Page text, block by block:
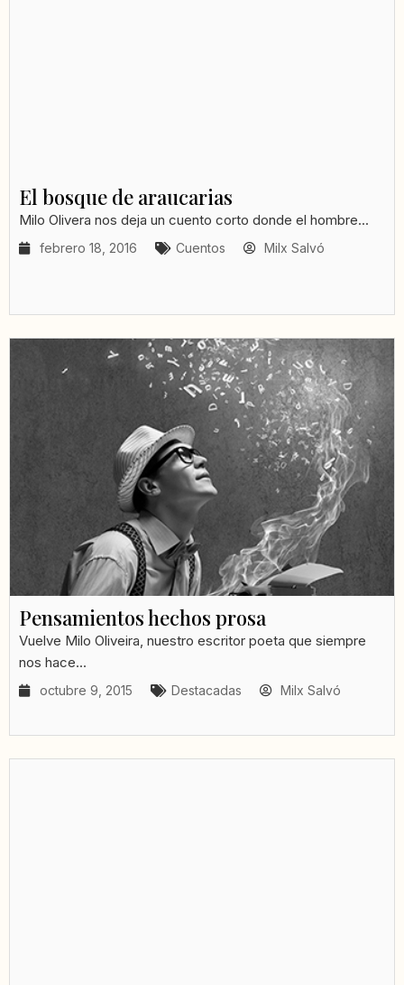
El bosque de araucarias
Milo Olivera nos deja un cuento corto donde el hombre...
febrero 18, 2016 Cuentos Milx Salvó
Pensamientos hechos prosa
Vuelve Milo Oliveira, nuestro escritor poeta que siempre
nos hace...
octubre 9, 2015 Destacadas Milx Salvó